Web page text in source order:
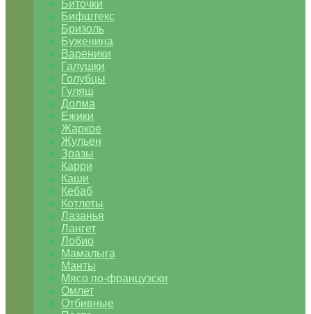
Биточки
Бифштекс
Бризоль
Буженина
Вареники
Галушки
Голубцы
Гуляш
Долма
Ежики
Жаркое
Жульен
Зразы
Карри
Каши
Кебаб
Котлеты
Лазанья
Лангет
Лобио
Мамалыга
Манты
Мясо по-французски
Омлет
Отбивные